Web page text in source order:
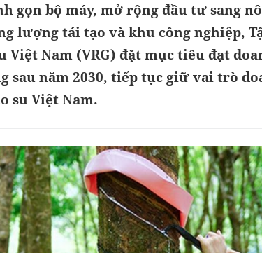
gọn bộ máy, mở rộng đầu tư sang
lượng tái tạo và khu công nghiệp,
Việt Nam (VRG) đặt mục tiêu đạt
sau năm 2030, tiếp tục giữ vai trò
su Việt Nam.